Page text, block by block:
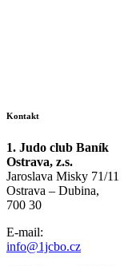
Kontakt
1. Judo club Baník
Ostrava, z.s.
Jaroslava Misky 71/11
Ostrava – Dubina,
700 30
E-mail:
info@1jcbo.cz